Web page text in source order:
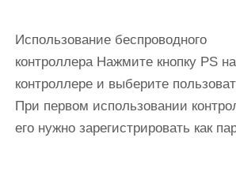
Использование беспроводного
контроллера Нажмите кнопку PS на
контроллере и выберите
При первом использовании
его нужно зарегистрировать как